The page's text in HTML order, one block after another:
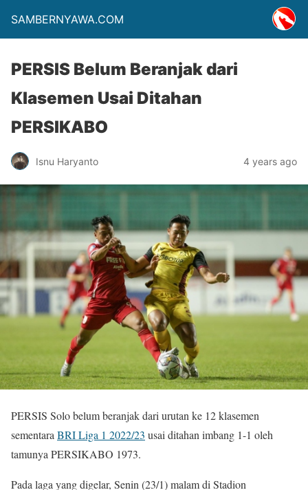
SAMBERNYAWA.COM
PERSIS Belum Beranjak dari
Klasemen Usai Ditahan
PERSIKABO
Isnu Haryanto 4 years ago
PERSIS Solo belum beranjak dari urutan ke 12 klasemen
sementaraBRI Liga 1 2022/23 usai ditahan imbang 1-1 oleh
tamunya PERSIKABO 1973.
Pada laga yang digelar, Senin (23/1) malam di Stadion